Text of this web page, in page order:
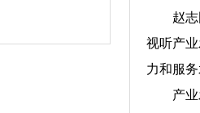
赵志国
视听产
力和服
产业发